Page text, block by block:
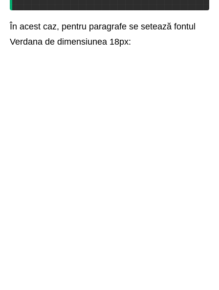
În acest caz, pentru paragrafe se setează fontul
Verdana de dimensiunea 18px: